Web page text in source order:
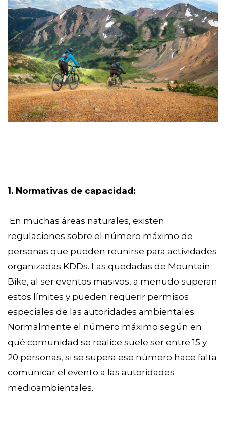
1. Normativas de capacidad:
En muchas áreas naturales, existen
regulaciones sobre el número máximo de
personas que pueden reunirse para actividades
organizadas KDDs. Las quedadas de Mountain
Bike, al ser eventos masivos, a menudo superan
estos límites y pueden requerir permisos
especiales de las autoridades ambientales.
Normalmente el número máximo según en
qué comunidad se realice suele ser entre 15 y
20 personas, si se supera ese número hace falta
comunicar el evento a las autoridades
medioambientales.